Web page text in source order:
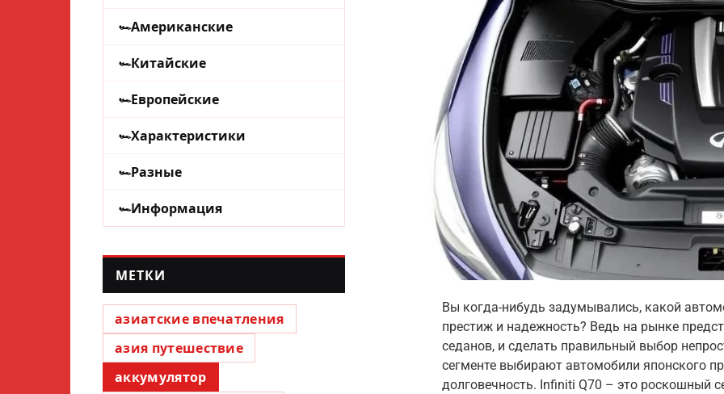
Вы когда-нибудь задумывались, какой
престиж и надежность? Ведь на рынке
седанов, и сделать правильный выбор
сегменте выбирают автомобили японского
долговечность. Infiniti Q70 – это роскошный
Американские
Китайские
Европейские
Характеристики
Разные
Информация
МЕТКИ
азиатские впечатления
азия путешествие
аккумулятор